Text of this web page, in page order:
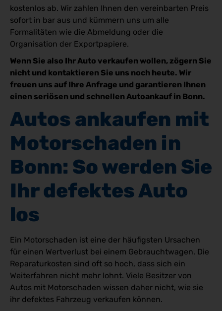
kostenlos ab. Wir zahlen Ihnen den vereinbarten Preis
sofort in bar aus und kümmern uns um alle
Formalitäten wie die Abmeldung oder die
Organisation der Exportpapiere.
Wenn Sie also Ihr Auto verkaufen wollen, zögern Sie
nicht und kontaktieren Sie uns noch heute. Wir
freuen uns auf Ihre Anfrage und garantieren Ihnen
einen seriösen und schnellen Autoankauf in Bonn.
Autos ankaufen mit
Motorschaden in
Bonn: So werden Sie
Ihr defektes Auto
los
Ein Motorschaden ist eine der häufigsten Ursachen
für einen Wertverlust bei einem Gebrauchtwagen. Die
Reparaturkosten sind oft so hoch, dass sich ein
Weiterfahren nicht mehr lohnt. Viele Besitzer von
Autos mit Motorschaden wissen daher nicht, wie sie
ihr defektes Fahrzeug verkaufen können.